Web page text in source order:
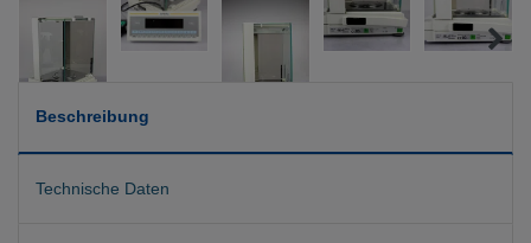
Beschreibung
Technische Daten